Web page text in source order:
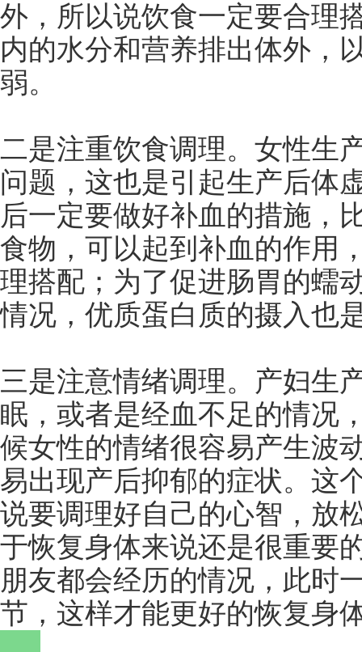
外，所以说饮食一定要合理
内的水分和营养排出体外，
弱。
二是注重饮食调理。女性生
问题，这也是引起生产后体
后一定要做好补血的措施，
食物，可以起到补血的作用
理搭配；为了促进肠胃的蠕
情况，优质蛋白质的摄入也
三是注意情绪调理。产妇生
眠，或者是经血不足的情况
候女性的情绪很容易产生波
易出现产后抑郁的症状。这
说要调理好自己的心智，放
于恢复身体来说还是很重要
朋友都会经历的情况，此时
节，这样才能更好的恢复身